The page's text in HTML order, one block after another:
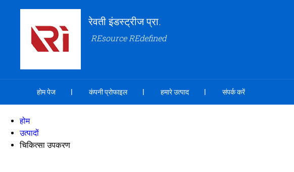
रेवती इंडस्ट्रीज प्रा.
REsource REdefined
होम पेज कंपनी प्रोफाइल हमारे उत्पाद संपर्क करें
होम
उत्पादों
चिकित्सा उपकरण